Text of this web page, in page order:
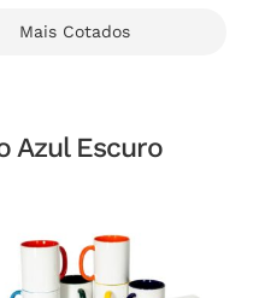
Azul Escuro